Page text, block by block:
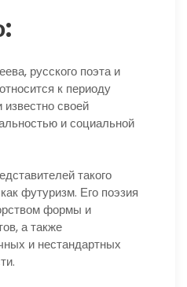
русского поэта и
к периоду
своей
и социальной
такого
футуризм. Его поэзия
формы и
а также
и нестандартных